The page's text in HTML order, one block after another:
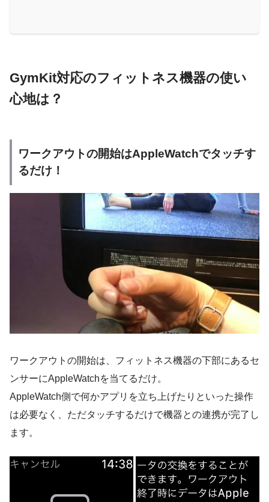
GymKit対応のフィットネス機器の使い
心地は？
ワークアウトの開始はAppleWatchでタッチす
るだけ！
ワークアウトの開始は、フィットネス機器の下部にあるセ
ンサーにAppleWatchを当てるだけ。
AppleWatch側で何かアプリを立ち上げたりといった操作
は必要なく、ただタッチするだけで機器との連携が完了し
ます。